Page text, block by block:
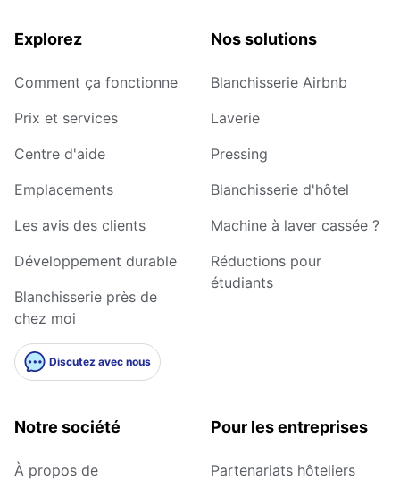
Explorez
Comment ça fonctionne
Prix et services
Centre d'aide
Emplacements
Les avis des clients
Développement durable
Blanchisserie près de
chez moi
Discutez avec nous
Nos solutions
Blanchisserie Airbnb
Laverie
Pressing
Blanchisserie d'hôtel
Machine à laver cassée ?
Réductions pour
étudiants
Notre société
À propos de
Pour les entreprises
Partenariats hôteliers